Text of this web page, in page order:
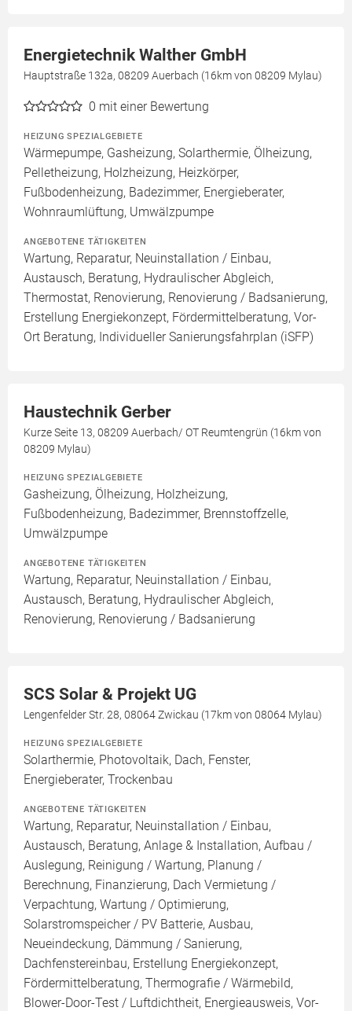
Energietechnik Walther GmbH
Hauptstraße 132a, 08209 Auerbach (16km von 08209 Mylau)
0 mit einer Bewertung
HEIZUNG SPEZIALGEBIETE
Wärmepumpe, Gasheizung, Solarthermie, Ölheizung,
Pelletheizung, Holzheizung, Heizkörper,
Fußbodenheizung, Badezimmer, Energieberater,
Wohnraumlüftung, Umwälzpumpe
ANGEBOTENE TÄTIGKEITEN
Wartung, Reparatur, Neuinstallation / Einbau,
Austausch, Beratung, Hydraulischer Abgleich,
Thermostat, Renovierung, Renovierung / Badsanierung,
Erstellung Energiekonzept, Fördermittelberatung, Vor-
Ort Beratung, Individueller Sanierungsfahrplan (iSFP)
Haustechnik Gerber
Kurze Seite 13, 08209 Auerbach/ OT Reumtengrün (16km von
08209 Mylau)
HEIZUNG SPEZIALGEBIETE
Gasheizung, Ölheizung, Holzheizung,
Fußbodenheizung, Badezimmer, Brennstoffzelle,
Umwälzpumpe
ANGEBOTENE TÄTIGKEITEN
Wartung, Reparatur, Neuinstallation / Einbau,
Austausch, Beratung, Hydraulischer Abgleich,
Renovierung, Renovierung / Badsanierung
SCS Solar & Projekt UG
Lengenfelder Str. 28, 08064 Zwickau (17km von 08064 Mylau)
HEIZUNG SPEZIALGEBIETE
Solarthermie, Photovoltaik, Dach, Fenster,
Energieberater, Trockenbau
ANGEBOTENE TÄTIGKEITEN
Wartung, Reparatur, Neuinstallation / Einbau,
Austausch, Beratung, Anlage & Installation, Aufbau /
Auslegung, Reinigung / Wartung, Planung /
Berechnung, Finanzierung, Dach Vermietung /
Verpachtung, Wartung / Optimierung,
Solarstromspeicher / PV Batterie, Ausbau,
Neueindeckung, Dämmung / Sanierung,
Dachfenstereinbau, Erstellung Energiekonzept,
Fördermittelberatung, Thermografie / Wärmebild,
Blower-Door-Test / Luftdichtheit, Energieausweis, Vor-